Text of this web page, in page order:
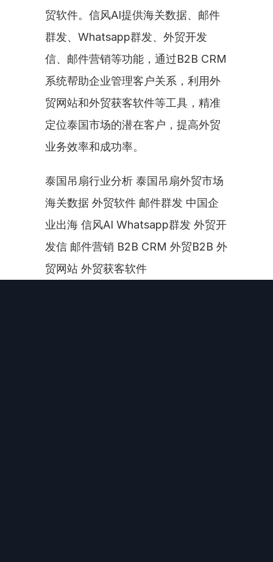
贸软件。信风AI提供海关数据、邮件
群发、Whatsapp群发、外贸开发
信、邮件营销等功能，通过B2B CRM
系统帮助企业管理客户关系，利用外
贸网站和外贸获客软件等工具，精准
定位泰国市场的潜在客户，提高外贸
业务效率和成功率。
泰国吊扇行业分析 泰国吊扇外贸市场
海关数据 外贸软件 邮件群发 中国企
业出海 信风AI Whatsapp群发 外贸开
发信 邮件营销 B2B CRM 外贸B2B 外
贸网站 外贸获客软件